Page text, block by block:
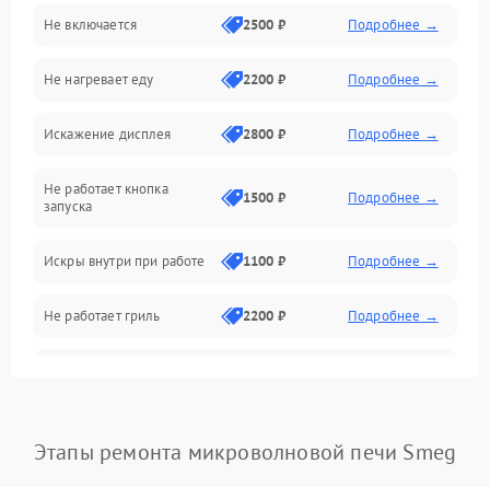
Механика и внутренние элементы
Механические повреждения
Питание и запуск
Нагрев и приготовление
Программное обеспечение
Не включается 2500 ₽ Подробнее →
Не нагревает еду 2200 ₽ Подробнее →
Искажение дисплея 2800 ₽ Подробнее →
Не работает кнопка
запуска
1500 ₽ Подробнее →
Искры внутри при работе 1100 ₽ Подробнее →
Не работает гриль 2200 ₽ Подробнее →
Появление запаха гари Подробнее →
Этапы ремонта микроволновой печи Smeg